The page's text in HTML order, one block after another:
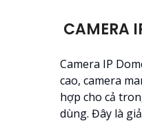
CAMERA
Camera IP
cao, camera
hợp cho cả
dùng. Đây là